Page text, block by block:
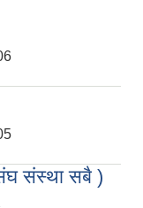
संस्था सबै )